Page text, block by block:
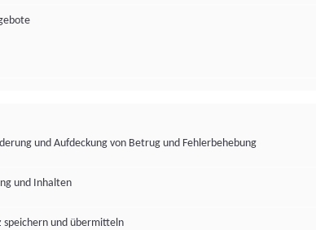
und Aufdeckung von Betrug und Fehlerbehebung
und Inhalten
speichern und übermitteln